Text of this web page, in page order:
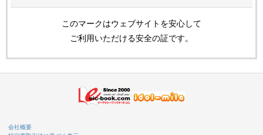
このマークはウェブサイトを安心して
ご利用いただける安全の証です。
会社概要